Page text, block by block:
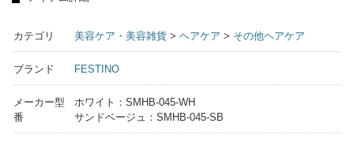
カテゴリ 美容ケア・美容雑貨 > ヘアケア > その他ヘアケア
ブランド FESTINO
メーカー型
番
ホワイト：SMHB-045-WH
サンドベージュ：SMHB-045-SB